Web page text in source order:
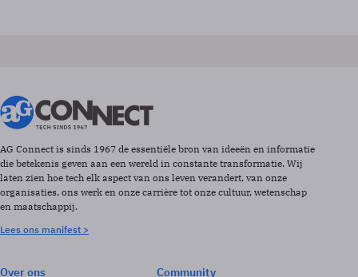
AG Connect is sinds 1967 de essentiële bron van ideeën en informatie
die betekenis geven aan een wereld in constante transformatie. Wij
laten zien hoe tech elk aspect van ons leven verandert, van onze
organisaties, ons werk en onze carrière tot onze cultuur, wetenschap
en maatschappij.
Lees ons manifest >
Over ons
Community